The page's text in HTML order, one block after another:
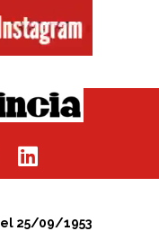
25/09/1953